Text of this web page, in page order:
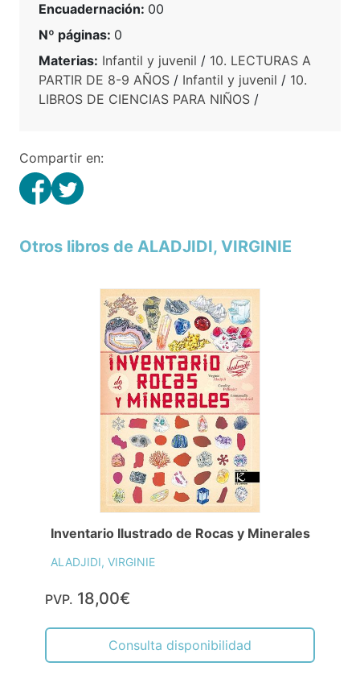
Encuadernación: 00
Nº páginas: 0
Materias: Infantil y juvenil / 10. LECTURAS A
PARTIR DE 8-9 AÑOS / Infantil y juvenil / 10.
LIBROS DE CIENCIAS PARA NIÑOS /
Compartir en:
Otros libros de ALADJIDI, VIRGINIE
Inventario Ilustrado de Rocas y Minerales
ALADJIDI, VIRGINIE
PVP. 18,00€
Consulta disponibilidad